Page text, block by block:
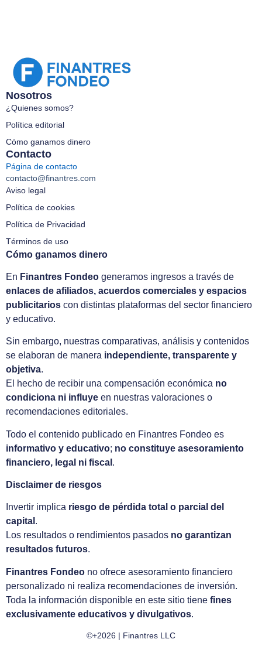
Nosotros
¿Quienes somos?
Política editorial
Cómo ganamos dinero
Contacto
Página de contacto
contacto@finantres.com
Aviso legal
Política de cookies
Política de Privacidad
Términos de uso
Cómo ganamos dinero
En Finantres Fondeo generamos ingresos a través de
enlaces de afiliados, acuerdos comerciales y espacios
publicitarios con distintas plataformas del sector financiero
y educativo.
Sin embargo, nuestras comparativas, análisis y contenidos
se elaboran de manera independiente, transparente y
objetiva.
El hecho de recibir una compensación económica no
condiciona ni influye en nuestras valoraciones o
recomendaciones editoriales.
Todo el contenido publicado en Finantres Fondeo es
informativo y educativo; no constituye asesoramiento
financiero, legal ni fiscal .
Disclaimer de riesgos
Invertir implica riesgo de pérdida total o parcial del
capital .
Los resultados o rendimientos pasados no garantizan
resultados futuros.
Finantres Fondeo no ofrece asesoramiento financiero
personalizado ni realiza recomendaciones de inversión.
Toda la información disponible en este sitio tiene fines
exclusivamente educativos y divulgativos.
©+2026 | Finantres LLC